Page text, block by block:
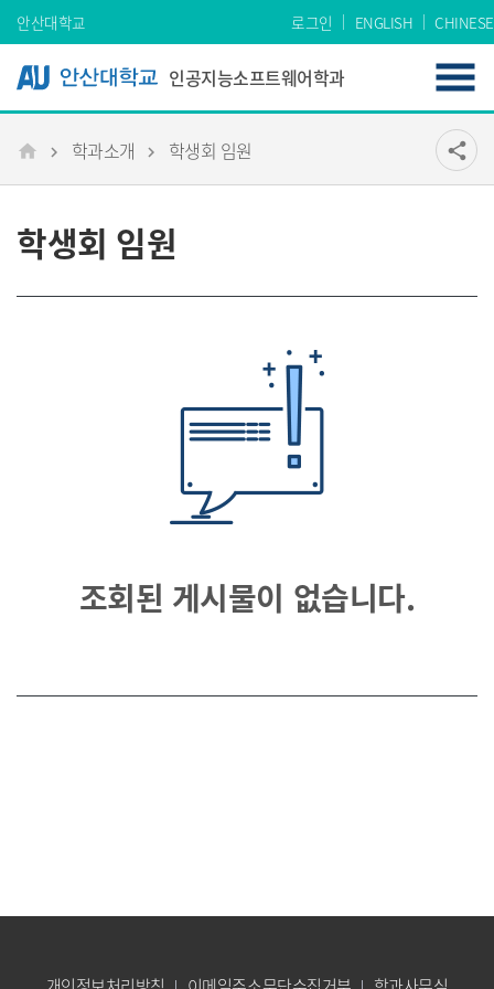
Skip Menu
안산대학교 로그인 ENGLISH CHINESE
인공지능소프트웨어학과
메인 학과소개 학생회 임원 공유
share
학생회 임원
조회된 게시물이 없습니다.